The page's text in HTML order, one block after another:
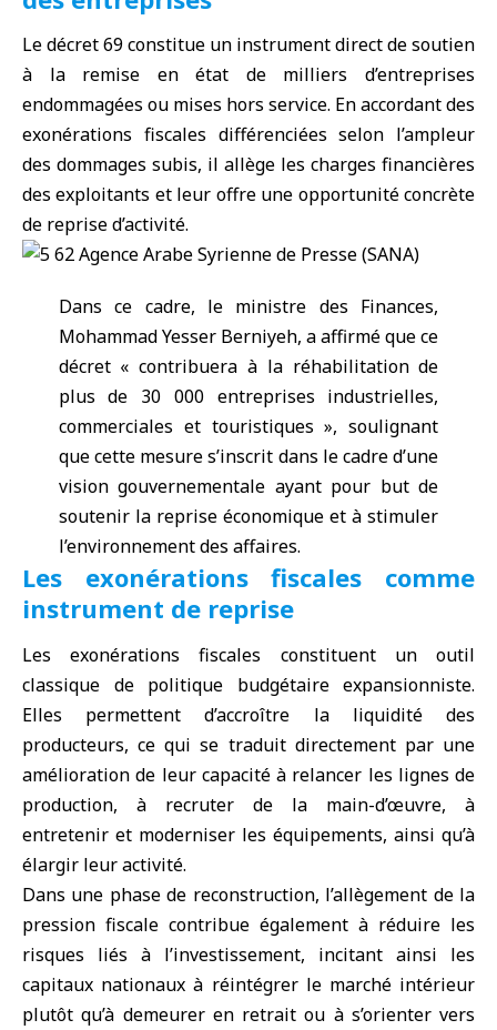
Le décret 69 constitue un instrument direct de soutien
à la remise en état de milliers d’entreprises
endommagées ou mises hors service. En accordant des
exonérations fiscales différenciées selon l’ampleur
des dommages subis, il allège les charges financières
des exploitants et leur offre une opportunité concrète
de reprise d’activité.
Dans ce cadre, le ministre des Finances,
Mohammad Yesser Berniyeh, a affirmé que ce
décret « contribuera à la réhabilitation de
plus de 30 000 entreprises industrielles,
commerciales et touristiques », soulignant
que cette mesure s’inscrit dans le cadre d’une
vision gouvernementale ayant pour but de
soutenir la reprise économique et à stimuler
l’environnement des affaires.
Les exonérations fiscales comme
instrument de reprise
Les exonérations fiscales constituent un outil
classique de politique budgétaire expansionniste.
Elles permettent d’accroître la liquidité des
producteurs, ce qui se traduit directement par une
amélioration de leur capacité à relancer les lignes de
production, à recruter de la main-d’œuvre, à
entretenir et moderniser les équipements, ainsi qu’à
élargir leur activité.
Dans une phase de reconstruction, l’allègement de la
pression fiscale contribue également à réduire les
risques liés à l’investissement, incitant ainsi les
capitaux nationaux à réintégrer le marché intérieur
plutôt qu’à demeurer en retrait ou à s’orienter vers